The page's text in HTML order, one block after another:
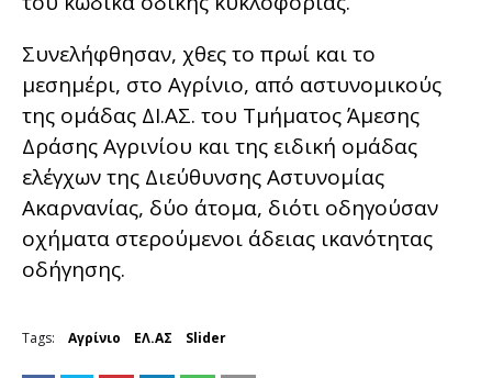
Συνελήφθησαν, χθες το πρωί και το
μεσημέρι, στο Αγρίνιο, από αστυνομικούς
της ομάδας ΔΙ.ΑΣ. του Τμήματος Άμεσης
Δράσης Αγρινίου και της ειδική ομάδας
ελέγχων της Διεύθυνσης Αστυνομίας
Ακαρνανίας, δύο άτομα, διότι οδηγούσαν
οχήματα στερούμενοι άδειας ικανότητας
οδήγησης.
Tags: Αγρίνιο ΕΛ.ΑΣ Slider